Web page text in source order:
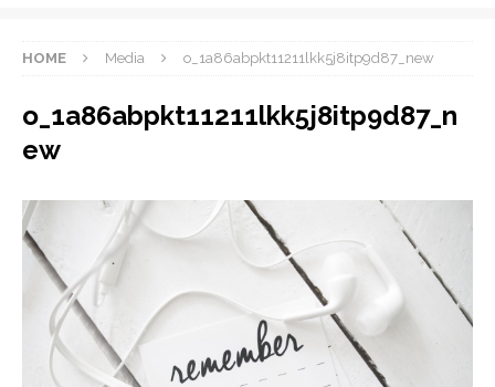
HOME Media o_1a86abpkt11211lkk5j8itp9d87_new
o_1a86abpkt11211lkk5j8itp9d87_n
ew